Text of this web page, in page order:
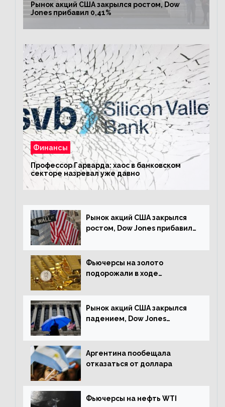
Рынок акций США закрылся ростом, Dow
Jones прибавил 0,41%
Финансы
Профессор Гарварда: хаос в банковском
секторе назревал уже давно
Рынок акций США закрылся
ростом, Dow Jones прибавил
Фьючерсы на золото
подорожали в ходе
Рынок акций США закрылся
падением, Dow Jones
Аргентина пообещала
отказаться от доллара
Фьючерсы на нефть WTI